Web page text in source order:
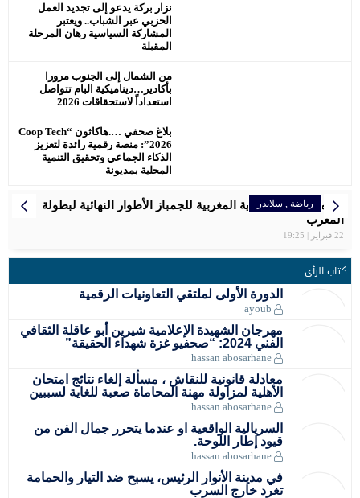
نزار بركة يدعو إلى تجديد العمل
الحزبي عبر الشباب.. ويعتبر
المشاركة السياسية رهان المرحلة
المقبلة
من الشمال إلى الجنوب مرورا
بأكادير…ديناميكية البام تتواصل
استعداداً لاستحقاقات 2026
بلاغ صحفي ….هاكاثون “Coop Tech
2026”: منصة رقمية رائدة لتعزيز
الذكاء الجماعي وتحقيق التنمية
المحلية بمديونة
رياضة سلايدر
سبورتينغ الدار البيضاء لكرة القدم النسوية يوقّع شراكة استراتيجية
مع علامة رائدة في مجال المشروبات الرياضية
رياضة سلايدر
تنظم الجامعة الملكية المغربية للجمباز الأطوار النهائية لبطولة
المغرب
22 فبراير | 19:25
المرأة رياضة سلايدر
المغربية سعاد مقتدري تواصل التحدي برالي دكار بالمملكة العربية
السعودية
إقتصاد اخبار وطنية رياضة سلايدر
بلاغ الصحفي… اللجنة الإقليمية للمبادرة الوطنية للتنمية البشرية
عمالة مقاطعة عين الشق
رياضة
سفيان البقالي فخر المغرب ، اهدى لصاحب الجلالة الميدالية
الاولمبية .
رياضة سلايدر
مواعيد مباريات المنتخب الأولمبي المغربي في أولمبياد باريس
2024 – مسابقة كرة القدم
رياضة سلايدر
الرجاء البيضاوي يتوج بكأس العرش للمرة التاسعة
كتاب الرأي
الدورة الأولى لملتقي التعاونيات الرقمية
ayoub
مهرجان الشهيدة الإعلامية شيرين أبو عاقلة الثقافي
الفني 2024: “صحفيو غزة شهداء الحقيقة”
hassan abosarhane
معادلة قانونية للنقاش ، مسألة إلغاء نتائج امتحان
الأهلية لمزاولة مهنة المحاماة صعبة للغاية لسببين
hassan abosarhane
السريالية الواقعية او عندما يتحرر جمال الفن من
قيود إطار اللوحة.
hassan abosarhane
في مدينة الأنوار الرئيس، يسبح ضد التيار والحمامة
تغرد خارج السرب